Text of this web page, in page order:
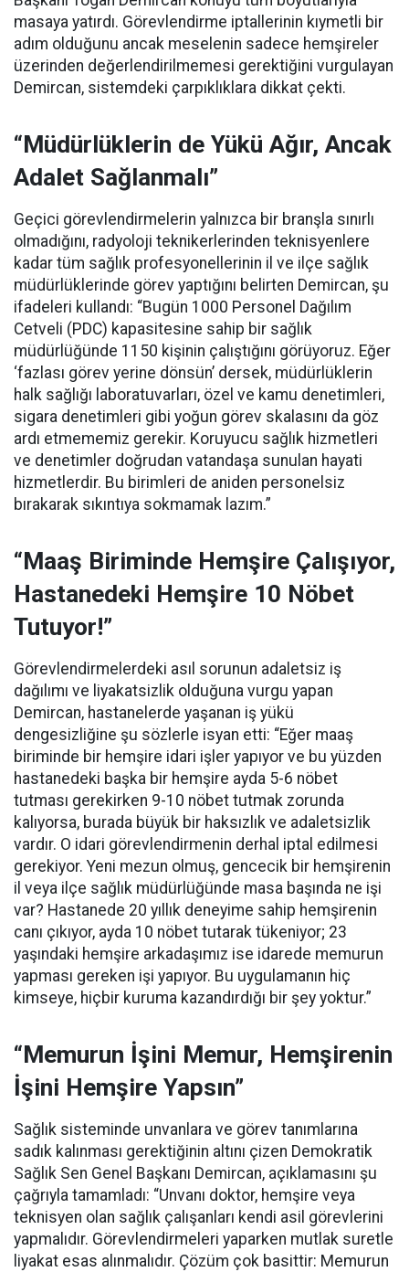
masaya yatırdı. Görevlendirme iptallerinin kıymetli bir
adım olduğunu ancak meselenin sadece hemşireler
üzerinden değerlendirilmemesi gerektiğini vurgulayan
Demircan, sistemdeki çarpıklıklara dikkat çekti.
“Müdürlüklerin de Yükü Ağır, Ancak
Adalet Sağlanmalı”
Geçici görevlendirmelerin yalnızca bir branşla sınırlı
olmadığını, radyoloji teknikerlerinden teknisyenlere
kadar tüm sağlık profesyonellerinin il ve ilçe sağlık
müdürlüklerinde görev yaptığını belirten Demircan, şu
ifadeleri kullandı: “Bugün 1000 Personel Dağılım
Cetveli (PDC) kapasitesine sahip bir sağlık
müdürlüğünde 1150 kişinin çalıştığını görüyoruz. Eğer
‘fazlası görev yerine dönsün’ dersek, müdürlüklerin
halk sağlığı laboratuvarları, özel ve kamu denetimleri,
sigara denetimleri gibi yoğun görev skalasını da göz
ardı etmememiz gerekir. Koruyucu sağlık hizmetleri
ve denetimler doğrudan vatandaşa sunulan hayati
hizmetlerdir. Bu birimleri de aniden personelsiz
bırakarak sıkıntıya sokmamak lazım.”
“Maaş Biriminde Hemşire Çalışıyor,
Hastanedeki Hemşire 10 Nöbet
Tutuyor!”
Görevlendirmelerdeki asıl sorunun adaletsiz iş
dağılımı ve liyakatsizlik olduğuna vurgu yapan
Demircan, hastanelerde yaşanan iş yükü
dengesizliğine şu sözlerle isyan etti: “Eğer maaş
biriminde bir hemşire idari işler yapıyor ve bu yüzden
hastanedeki başka bir hemşire ayda 5-6 nöbet
tutması gerekirken 9-10 nöbet tutmak zorunda
kalıyorsa, burada büyük bir haksızlık ve adaletsizlik
vardır. O idari görevlendirmenin derhal iptal edilmesi
gerekiyor. Yeni mezun olmuş, gencecik bir hemşirenin
il veya ilçe sağlık müdürlüğünde masa başında ne işi
var? Hastanede 20 yıllık deneyime sahip hemşirenin
canı çıkıyor, ayda 10 nöbet tutarak tükeniyor; 23
yaşındaki hemşire arkadaşımız ise idarede memurun
yapması gereken işi yapıyor. Bu uygulamanın hiç
kimseye, hiçbir kuruma kazandırdığı bir şey yoktur.”
“Memurun İşini Memur, Hemşirenin
İşini Hemşire Yapsın”
Sağlık sisteminde unvanlara ve görev tanımlarına
sadık kalınması gerektiğinin altını çizen Demokratik
Sağlık Sen Genel Başkanı Demircan, açıklamasını şu
çağrıyla tamamladı: “Unvanı doktor, hemşire veya
teknisyen olan sağlık çalışanları kendi asil görevlerini
yapmalıdır. Görevlendirmeleri yaparken mutlak suretle
liyakat esas alınmalıdır. Çözüm çok basittir: Memurun